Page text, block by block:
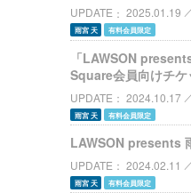
UPDATE 2025.01.19
雨宮 天 有料会員限定
「LAWSON
Square会員向けチケ
UPDATE 2024.10.17
雨宮 天 有料会員限定
LAWSON presents
UPDATE 2024.02.11
雨宮 天 有料会員限定